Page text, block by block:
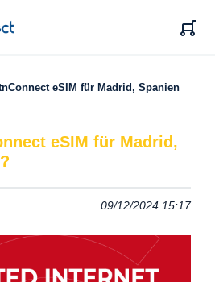
eSIM für Madrid, Spanien
eSIM für Madrid,
09/12/2024 15:17